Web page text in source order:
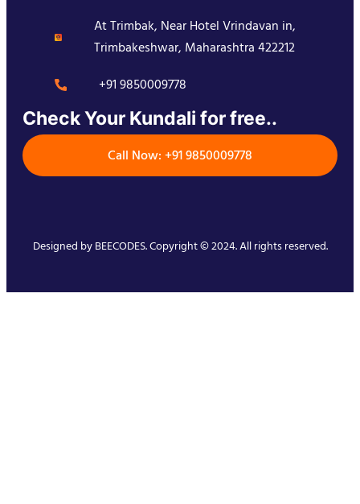
At Trimbak, Near Hotel Vrindavan in,
Trimbakeshwar, Maharashtra 422212
+91 9850009778
Check Your Kundali for free..
Call Now: +91 9850009778
Designed byBEECODES. Copyright © 2024. All rights reserved.